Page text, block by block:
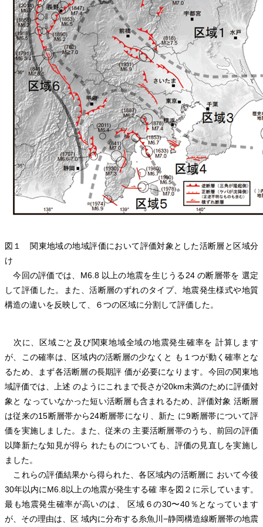
図１ 関東地域の地域評価において評価対象とした活断層と区域分
け
今回の評価では、M6.8 以上の地震を生じうる24 の断層帯を 選定
して評価した。また、活断層のずれのタイプ、地震発生様式や地質
構造の違いを反映して、６つの区域に分割して評価した。
次に、区域ごと及び関東地域全域の地震発生確率を 計算します
が、この確率は、区域内の活断層の少なくと も１つが動く確率とな
るため、まず各活断層の長期評 価が必要になります。今回の関東地
域評価では、上述 のようにこれまで長さが20km未満のために評価対
象と なっていなかった短い活断層も含まれるため、評価対象 活断層
は従来の15断層帯から24断層帯になり、新た に9断層帯について評
価を実施しました。また、従来の 主要活断層帯のうち、前回の評価
以降新たな知見が得ら れたものについても、評価の見直しを実施し
ました。
これらの評価結果から得られた、各区域内の活断層に おいて今後
30年以内にM6.8以上の地震が発生する確 率を図２に示しています。
最も地震発生確率が高いのは、 区域６の30〜40％となっています
が、その理由は、区 域内に分布する糸魚川−静岡構造線断層帯の地震